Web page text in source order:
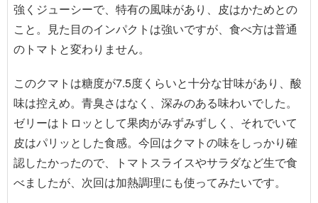
強くジューシーで、特有の風味があり、皮はかためとの
こと。見た目のインパクトは強いですが、食べ方は普通
のトマトと変わりません。
このクマトは糖度が7.5度くらいと十分な甘味があり、酸
味は控えめ。青臭さはなく、深みのある味わいでした。
ゼリーはトロッとして果肉がみずみずしく、それでいて
皮はパリッとした食感。今回はクマトの味をしっかり確
認したかったので、トマトスライスやサラダなど生で食
べましたが、次回は加熱調理にも使ってみたいです。